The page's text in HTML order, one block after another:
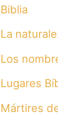
Biblia
La
Los
Lugares
Mártires